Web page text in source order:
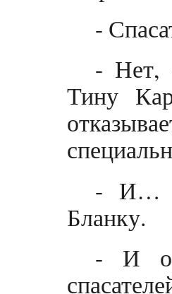
-
- Нет,
Тину
- И… -
Бланку.
- И